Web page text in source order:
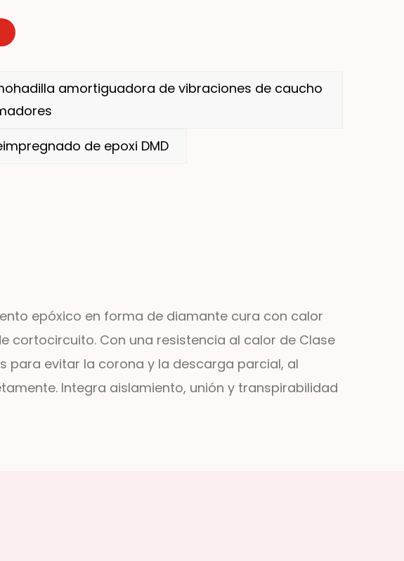
amortiguadora de vibraciones de caucho
de epoxi DMD
epóxico en forma de diamante cura con calor
cortocircuito. Con una resistencia al calor de Clase
para evitar la corona y la descarga parcial, al
Integra aislamiento, unión y transpirabilidad